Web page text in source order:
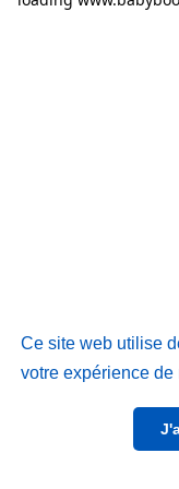
Ce site web utilise
votre expérience de